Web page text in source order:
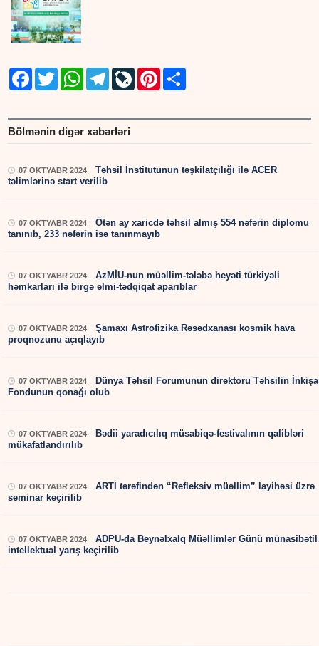
FacebookTwitter WhatsAppTelegramLiveJournal
Pinterest
Bölmənin digər xəbərləri
07 OKTYABR 2024
Təhsil İnstitutunun təşkilatçılığı ilə ACER
təlimlərinə start verilib
07 OKTYABR 2024
Ötən ay xaricdə təhsil almış 554 nəfərin diplomu
tanınıb, 233 nəfərin isə tanınmayıb
07 OKTYABR 2024
AzMİU-nun müəllim-tələbə heyəti türkiyəli
həmkarları ilə birgə elmi-tədqiqat aparıblar
07 OKTYABR 2024
Şamaxı Astrofizika Rəsədxanası kosmik hava
proqnozunu açıqlayıb
07 OKTYABR 2024
Dünya Təhsil Forumunun direktoru Təhsilin
Fondunun qonağı olub
07 OKTYABR 2024
Bədii yaradıcılıq müsabiqə-festivalının qalibləri
mükafatlandırılıb
07 OKTYABR 2024
ARTİ tərəfindən “Refleksiv müəllim” layihəsi üzrə
seminar keçirilib
07 OKTYABR 2024
ADPU-da Beynəlxalq Müəllimlər Günü
intellektual yarış keçirilib